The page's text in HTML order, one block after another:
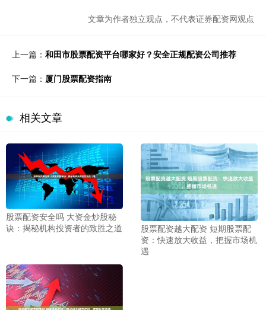
文章为作者独立观点，不代表证券配资网观点
上一篇： 和田市股票配资平台哪家好？安全正规配资公司推荐
下一篇： 厦门股票配资指南
相关文章
股票配资安全吗 大资金炒股秘
诀：揭秘机构投资者的致胜之道
股票配资越大配资 短期股票配
资：快速放大收益，把握市场机
遇